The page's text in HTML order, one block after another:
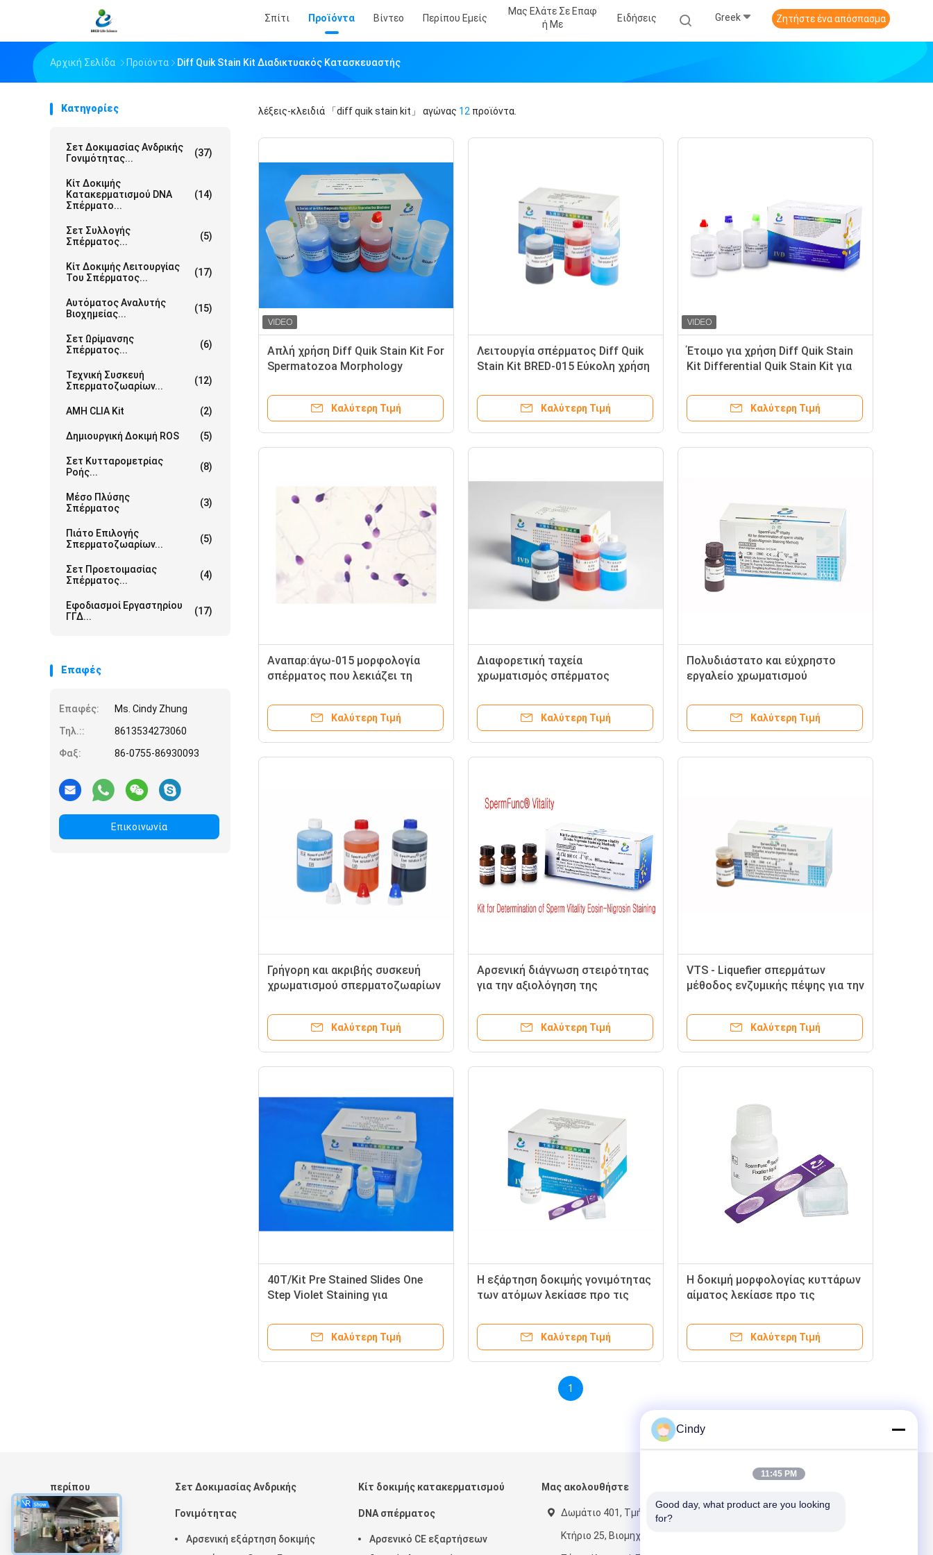
Σπίτι Προϊόντα Βίντεο Περίπου Εμείς
Μας Ελάτε Σε Επαφ
Ή Με
Ειδήσεις Greek Ζητήστε ένα απόσπασμα
Αρχική Σελίδα Προϊόντα Diff Quik Stain Kit Διαδικτυακός Κατασκευαστής
Κατηγορίες
Σετ Δοκιμασίας Ανδρικής
Γονιμότητας...
(37)
Κίτ Δοκιμής
Κατακερματισμού DNA
Σπέρματο...
(14)
Σετ Συλλογής
Σπέρματος...
(5)
Κίτ Δοκιμής Λειτουργίας
Του Σπέρματος...
(17)
Αυτόματος Αναλυτής
Βιοχημείας...
(15)
Σετ Ωρίμανσης
Σπέρματος...
(6)
Τεχνική Συσκευή
Σπερματοζωαρίων...
(12)
AMH CLIA Kit (2)
Δημιουργική Δοκιμή ROS (5)
Σετ Κυτταρομετρίας
Ροής...
(8)
Μέσο Πλύσης
Σπέρματος
(3)
Πιάτο Επιλογής
Σπερματοζωαρίων...
(5)
Σετ Προετοιμασίας
Σπέρματος...
(4)
Εφοδιασμοί Εργαστηρίου
ΓΓΔ...
(17)
Επαφές
Επαφές:
Ms. Cindy Zhung
Τηλ.::
8613534273060
Φαξ:
86-0755-86930093
Επικοινωνία
λέξεις-κλειδιά 「diff quik stain kit」 αγώνας 12 προϊόντα.
Απλή χρήση Diff Quik Stain Kit For
Spermatozoa Morphology
Καλύτερη Τιμή
Λειτουργία σπέρματος Diff Quik
Stain Kit BRED-015 Εύκολη χρήση
σπερματοζωαρίων
Καλύτερη Τιμή
Έτοιμο για χρήση Diff Quik Stain
Kit Differential Quik Stain Kit για
Καλύτερη Τιμή
Αναπαρ:άγω-015 μορφολογία
σπέρματος που λεκιάζει τη
Quik διαφοράς εξαρτήσεων
Καλύτερη Τιμή
Διαφορετική ταχεία
χρωματισμός σπέρματος
Ετικέτα Εναέριας στεγνώσεως
Καλύτερη Τιμή
Πολυδιάστατο και εύχρηστο
εργαλείο χρωματισμού
δειγμάτων
Καλύτερη Τιμή
Γρήγορη και ακριβής συσκευή
χρωματισμού σπερματοζωαρίων
διαφοροποίησης
Καλύτερη Τιμή
Αρσενική διάγνωση στειρότητας
για την αξιολόγηση της
Καλύτερη Τιμή
VTS - Liquefier σπερμάτων
μέθοδος ενζυμικής πέψης για την
Καλύτερη Τιμή
40T/Kit Pre Stained Slides One
Step Violet Staining για
αιμοκυττάρων
Καλύτερη Τιμή
Η εξάρτηση δοκιμής γονιμότητας
των ατόμων λεκίασε προ τις
μορφολογία σπέρματος/
κυττάρων αίματοςΚαλύτερη Τιμή
Η δοκιμή μορφολογίας κυττάρων
αίματος λεκίασε προ τις
Καλύτερη Τιμή
1
περίπου
Σπίτι
Προϊόντα
Περίπου εμείς
Σετ Δοκιμασίας Ανδρικής
Γονιμότητας
Αρσενική εξάρτηση δοκιμής
Κίτ δοκιμής κατακερματισμού
DNA σπέρματος
Αρσενικό CE εξαρτήσεων
Μας ακολουθήστε
Δωμάτιο 401, Τμήμα 2,
Κτήριο 25, Βιομηχανικό
Cindy
11:45 PM
Good day, what product are you looking
for?